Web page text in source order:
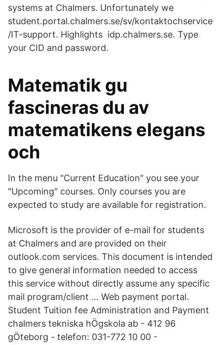
systems at Chalmers. Unfortunately we
student.portal.chalmers.se/sv/kontaktochservice
/IT-support. Highlights idp.chalmers.se. Type
your CID and password.
Matematik gu
fascineras du av
matematikens elegans
och
In the menu "Current Education" you see your
"Upcoming" courses. Only courses you are
expected to study are available for registration.
Microsoft is the provider of e-mail for students
at Chalmers and are provided on their
outlook.com services. This document is intended
to give general information needed to access
this service without directly assume any specific
mail program/client … Web payment portal.
Student Tuition fee Administration and Payment
chalmers tekniska hÖgskola ab - 412 96
gÖteborg - telefon: 031-772 10 00 -